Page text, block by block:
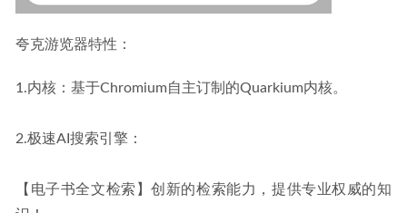
夸克游览器特性：
1.内核：基于Chromium自主订制的Quarkium内核。
2.极速AI搜索引擎：
【电子书全文检索】创新的检索能力，提供专业权威的知